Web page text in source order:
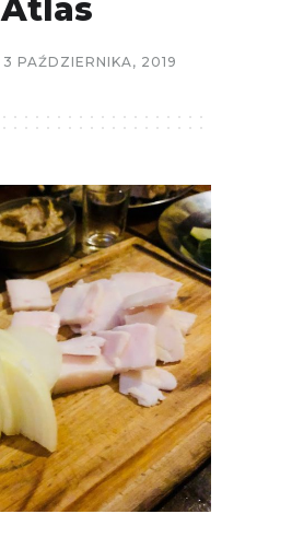
Atlas
3 PAŹDZIERNIKA, 2019